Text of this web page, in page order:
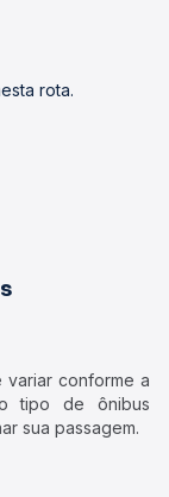
rota.
conforme a
tipo de ônibus
sua passagem.